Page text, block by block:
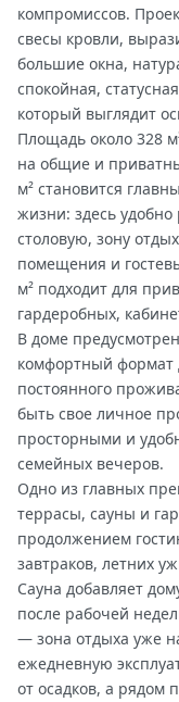
компромиссов.
свесы кровли,
большие окна,
спокойная,
который выглядит
Площадь около 328
на общие и
м² становится
жизни: здесь удобно
столовую, зону
помещения и
м² подходит для
гардеробных,
В доме
комфортный формат
постоянного
быть свое личное
просторными и
семейных вечеров.
Одно из главных
террасы, сауны и
продолжением
завтраков, летних
Сауна добавляет
после рабочей
— зона отдыха уже
ежедневную
от осадков, а рядом